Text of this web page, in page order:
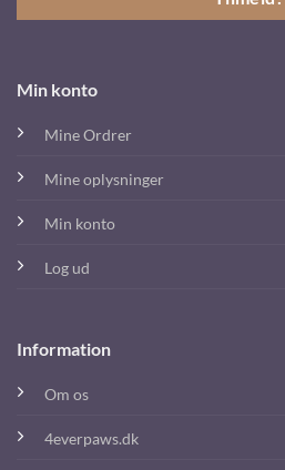
Min konto
Mine Ordrer
Mine oplysninger
Min konto
Log ud
Information
Om os
4everpaws.dk